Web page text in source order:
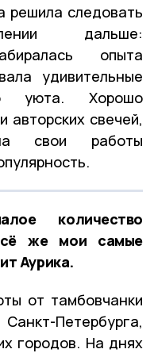
решила следовать
дальше:
опыта
удивительные
уюта. Хорошо
авторских свечей,
свои работы
количество
же мои самые
Аурика.
от тамбовчанки
Петербурга,
городов. На днях